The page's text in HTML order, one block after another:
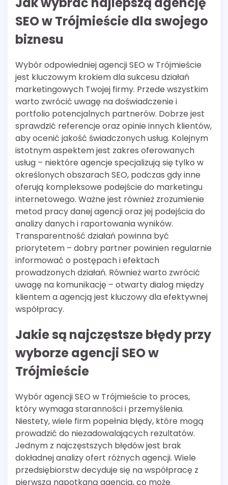
SEO w Trójmieście dla swojego
biznesu
Wybór odpowiedniej agencji SEO w Trójmieście
jest kluczowym krokiem dla sukcesu działań
marketingowych Twojej firmy. Przede wszystkim
warto zwrócić uwagę na doświadczenie i
portfolio potencjalnych partnerów. Dobrze jest
sprawdzić referencje oraz opinie innych klientów,
aby ocenić jakość świadczonych usług. Kolejnym
istotnym aspektem jest zakres oferowanych
usług – niektóre agencje specjalizują się tylko w
określonych obszarach SEO, podczas gdy inne
oferują kompleksowe podejście do marketingu
internetowego. Ważne jest również zrozumienie
metod pracy danej agencji oraz jej podejścia do
analizy danych i raportowania wyników.
Transparentność działań powinna być
priorytetem – dobry partner powinien regularnie
informować o postępach i efektach
prowadzonych działań. Również warto zwrócić
uwagę na komunikację – otwarty dialog między
klientem a agencją jest kluczowy dla efektywnej
współpracy.
Jakie są najczęstsze błędy przy
wyborze agencji SEO w
Trójmieście
Wybór agencji SEO w Trójmieście to proces,
który wymaga staranności i przemyślenia.
Niestety, wiele firm popełnia błędy, które mogą
prowadzić do niezadowalających rezultatów.
Jednym z najczęstszych błędów jest brak
dokładnej analizy ofert różnych agencji. Wiele
przedsiębiorstw decyduje się na współpracę z
pierwszą napotkaną agencją, co może